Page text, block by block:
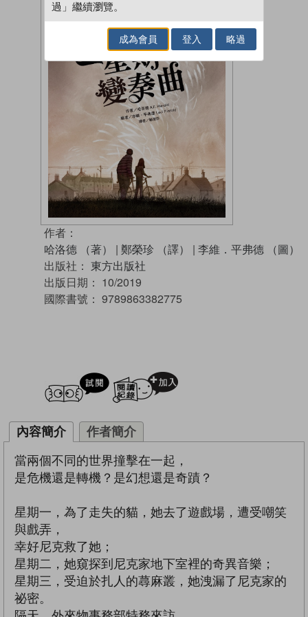
作者：
哈洛德 （著）
| 鄭榮珍 （譯） | 李維．平弗德 （圖）
出版社： 東方出版社
出版日期： 10/2019
國際書號： 9789863382775
試閲
內容簡介 作者簡介
當兩個不同的世界撞擊在一起，
是危機還是轉機？是幻想還是奇蹟？
星期一，為了走失的貓，她去了遊戲場，遭受嘲笑
與戲弄，
幸好尼克救了她；
星期二，她窺探到尼克家地下室裡的奇異音樂；
星期三，受迫於扎人的蕁麻叢，她洩漏了尼克家的
祕密。
過」繼續瀏覽。
成為會員 登入 略過